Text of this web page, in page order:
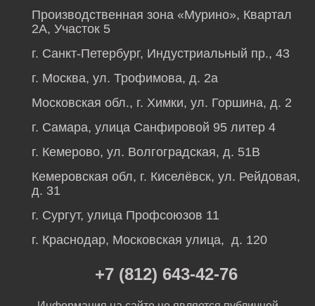
Производственная зона «Мурино», Квартал
2А, Участок 5
г. Санкт-Петербург, Индустриальный пр., 43
г. Москва, ул. Трофимова, д. 2а
Московская обл., г. Химки, ул. Горшина, д. 2
г. Самара, улица Санфировой 95 литер 4
г. Кемерово, ул. Волгоградская, д. 51В
Кемеровская обл, г. Киселёвск, ул. Рейдовая,
д. 31
г. Сургут, улица Профсоюзов 11
г. Краснодар, Московская улица, д. 120
+7 (812) 643-42-76